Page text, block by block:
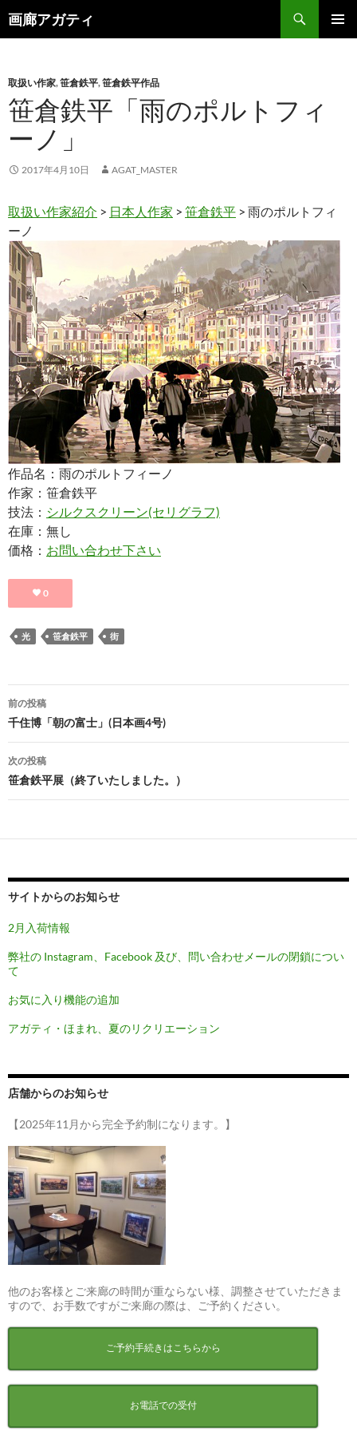
画廊アガティ
索
ン
ツ
へ
ッ
取扱い作家,笹倉鉄平,笹倉鉄平作品
笹倉鉄平「雨のポルトフィ
ーノ」
2017年4月10日 AGAT_MASTER
取扱い作家紹介 > 日本人作家 > 笹倉鉄平 > 雨のポルトフィ
ーノ
作品名：雨のポルトフィーノ
作家：笹倉鉄平
技法： シルクスクリーン(セリグラフ)
在庫：無し
価格： お問い合わせ下さい
0
光 笹倉鉄平 街
投
稿
ナ
ビ
ゲ
ー
ョ
ン
前の投稿
千住博「朝の富士」(日本画4号)
次の投稿
笹倉鉄平展（終了いたしました。）
サイトからのお知らせ
2月入荷情報
弊社の Instagram、Facebook 及び、問い合わせメールの閉鎖につい
て
お気に入り機能の追加
アガティ・ほまれ、夏のリクリエーション
店舗からのお知らせ
【2025年11月から完全予約制になります。】
他のお客様とご来廊の時間が重ならない様、調整させていただきま
すので、お手数ですがご来廊の際は、ご予約ください。
ご予約手続きはこちらから
お電話での受付